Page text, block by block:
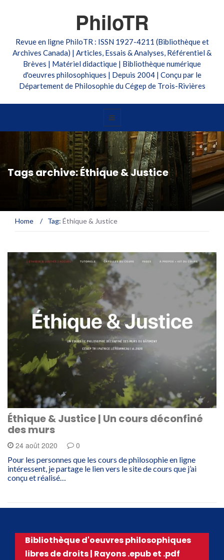
PhiloTR
Revue en ligne PhiloTR : ISSN 1927-4211 (Bibliothèque et
Archives Canada) | Articles, Essais & Analyses, Référentiel &
Brèves | Matériel didactique | Bibliothèque numérique
d'oeuvres philosophiques | Depuis 2004 | Conçu par le
Département de Philosophie du Cégep de Trois-Rivières
Tags archive: Éthique & Justice
Home / Tag: Éthique & Justice
Éthique & Justice | Un cours déconfiné
des murs
24 août 2020 0
Pour les personnes que les cours de philosophie en ligne
intéressent, je partage le lien vers le site de cours que j’ai
conçu et réalisé…
Bibliothèque d'oeuvres philosophiques
libres de droits | Rayons .epub et .pdf